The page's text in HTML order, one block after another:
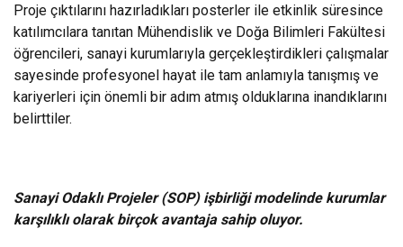
Proje çıktılarını hazırladıkları posterler ile etkinlik süresince
katılımcılara tanıtan Mühendislik ve Doğa Bilimleri Fakültesi
öğrencileri, sanayi kurumlarıyla gerçekleştirdikleri çalışmalar
sayesinde profesyonel hayat ile tam anlamıyla tanışmış ve
kariyerleri için önemli bir adım atmış olduklarına inandıklarını
belirttiler.
Sanayi Odaklı Projeler (SOP) işbirliği modelinde kurumlar
karşılıklı olarak birçok avantaja sahip oluyor.